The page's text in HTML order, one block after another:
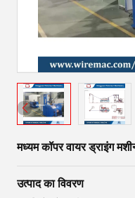
मध्यम कॉपर वायर ड्राइंग
उत्पाद का विवरण